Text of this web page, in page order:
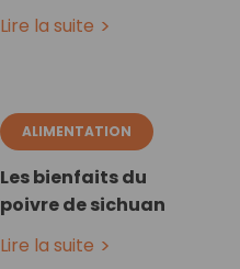
Lire la suite
ALIMENTATION
Les bienfaits du
poivre de sichuan
Lire la suite